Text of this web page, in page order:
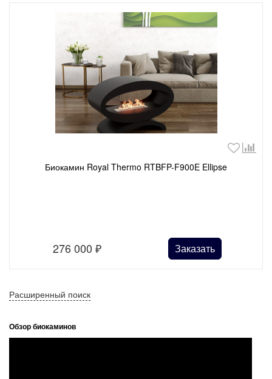
Биокамин Royal Thermo RTBFP-F900E Ellipse
276 000₽ Заказать
Расширенный поиск
Обзор биокаминов